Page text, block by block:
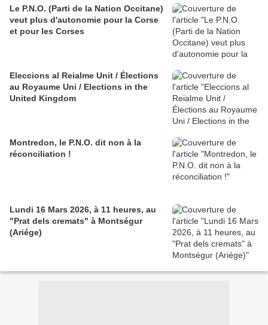
Le P.N.O. (Parti de la Nation Occitane)
veut plus d'autonomie pour la Corse
et pour les Corses
Eleccions al Reialme Unit / Élections
au Royaume Uni / Elections in the
United Kingdom
Montredon, le P.N.O. dit non à la
réconciliation !
Lundi 16 Mars 2026, à 11 heures, au
"Prat dels cremats" à Montségur
(Ariége)